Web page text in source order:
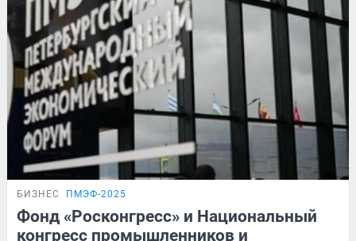
БИЗНЕС ПМЭФ-2025
Фонд «Росконгресс» и Национальный
конгресс промышленников и